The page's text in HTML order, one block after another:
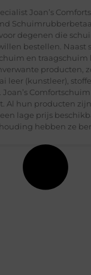
Joan’s
degenen die
bestellen. Naast
en traagschuim
producten,
leer (kunstleer),
Joan’s
Al hun producten
lage prijs
hebben ze